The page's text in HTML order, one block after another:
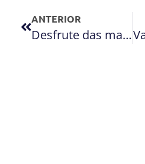
ANTERIOR
Desfrute das maravilhas que São Paulo oferece